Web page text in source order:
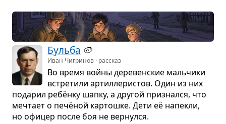
Бульба 🥔
Иван Чигринов · рассказ
Во время войны дере­вен­ские маль­чики
встре­тили артил­ле­ри­стов. Один из них
пода­рил ребёнку шапку, а дру­гой при­знался, что
меч­тает о печё­ной кар­тошке. Дети её напекли,
но офи­цер после боя не вер­нулся.